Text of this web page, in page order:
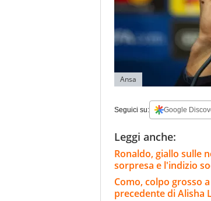
Ansa
Seguici su: Google
Leggi anche:
Ronaldo, giallo sulle
sorpresa e l'indizio
Como, colpo grosso
precedente di Alisha